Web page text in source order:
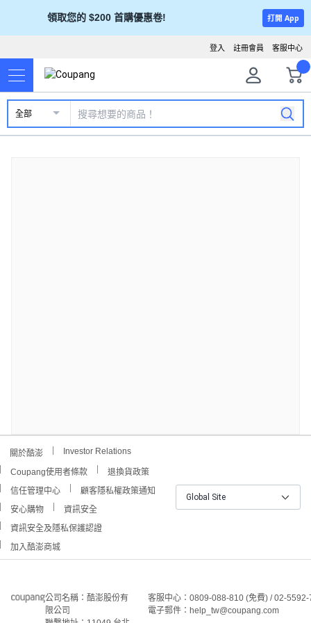
領取您的 $200 首購優惠卷! 打開 App
客服中心
註冊會員
登入
全部
關於酷澎 Investor Relations
Coupang使用者條款
退換貨政策
信任管理中心
顧客隱私權政策通知
安心購物
資訊安全
資訊安全及隱私保護認證
加入酷澎商城
Global Site
公司名稱：酷澎股份有
限公司
客服中心：0809-088-810 (免費) / 02-
電子郵件：help_tw@coupang.com